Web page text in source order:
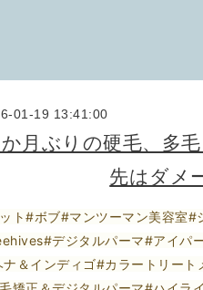
01-19 13:41:00
か月ぶりの硬毛、多
先はダメ
ト#ボブ#マンツーマン美容室#
デジタルパーマ#アイパ
ナ＆インディゴ#カラートリー